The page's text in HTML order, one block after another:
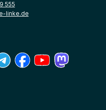
555
linke.de
Fenster)
ein neues Fenster)
öffnet ein neues Fenster)
(Link öffnet ein neues Fenster)
(Link öffnet ein neues
(Link öffnet ein